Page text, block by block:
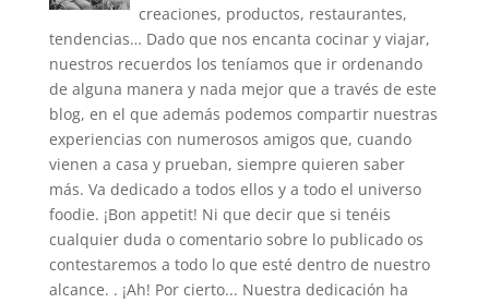
creaciones, productos, restaurantes,
tendencias… Dado que nos encanta cocinar y viajar,
nuestros recuerdos los teníamos que ir ordenando
de alguna manera y nada mejor que a través de este
blog, en el que además podemos compartir nuestras
experiencias con numerosos amigos que, cuando
vienen a casa y prueban, siempre quieren saber
más. Va dedicado a todos ellos y a todo el universo
foodie. ¡Bon appetit! Ni que decir que si tenéis
cualquier duda o comentario sobre lo publicado os
contestaremos a todo lo que esté dentro de nuestro
alcance. . ¡Ah! Por cierto... Nuestra dedicación ha